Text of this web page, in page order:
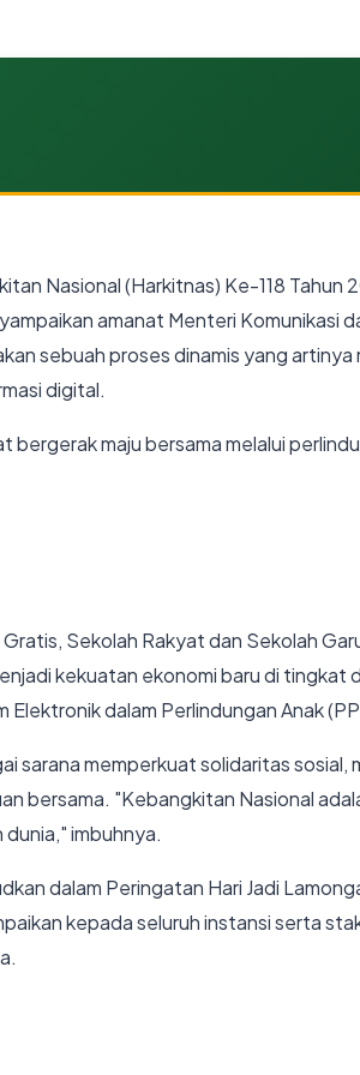
Nasional (Harkitnas) Ke-118 Tahun
amanat Menteri Komunikasi
sebuah proses dinamis yang
digital.
maju bersama melalui
Sekolah Rakyat dan Sekolah
kekuatan ekonomi baru di
dalam Perlindungan Anak (PP
sarana memperkuat solidaritas
"Kebangkitan Nasional
imbuhnya.
dalam Peringatan Hari Jadi
kepada seluruh instansi serta